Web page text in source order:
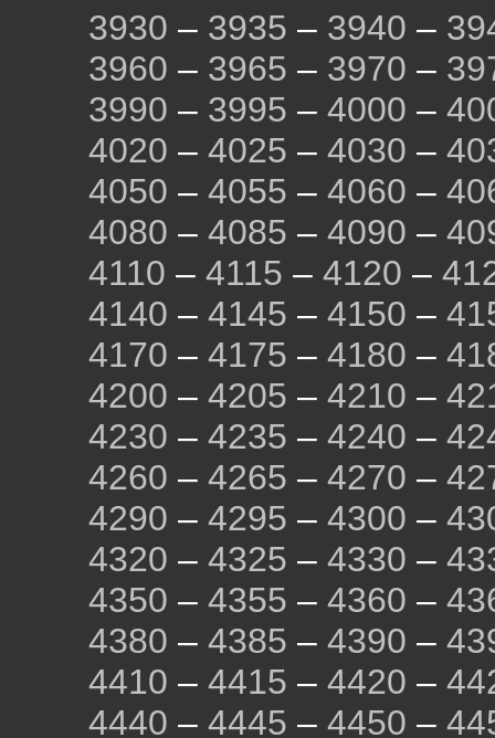
3930 – 3935 – 3940 –
3960 – 3965 – 3970 –
3990 – 3995 – 4000 –
4020 – 4025 – 4030 –
4050 – 4055 – 4060 –
4080 – 4085 – 4090 –
4110 – 4115 – 4120 –
4140 – 4145 – 4150 –
4170 – 4175 – 4180 –
4200 – 4205 – 4210 –
4230 – 4235 – 4240 –
4260 – 4265 – 4270 –
4290 – 4295 – 4300 –
4320 – 4325 – 4330 –
4350 – 4355 – 4360 –
4380 – 4385 – 4390 –
4410 – 4415 – 4420 –
4440 – 4445 – 4450 –